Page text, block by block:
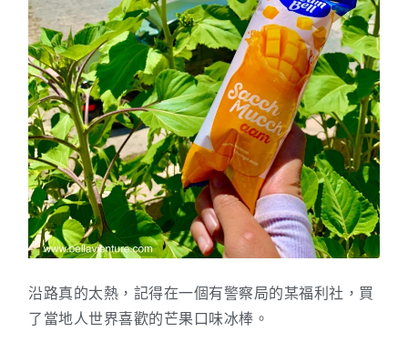
沿路真的太熱，記得在一個有警察局的某福利社，買
了當地人世界喜歡的芒果口味冰棒。